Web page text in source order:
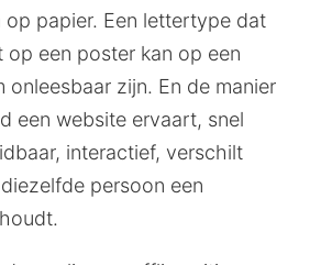
op papier. Een lettertype dat
op een poster kan op een
onleesbaar zijn. En de manier
een website ervaart, snel
interactief, verschilt
persoon een